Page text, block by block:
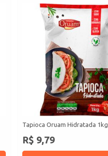
Tapioca Oruam Hidratada 1kg
R$ 9,79